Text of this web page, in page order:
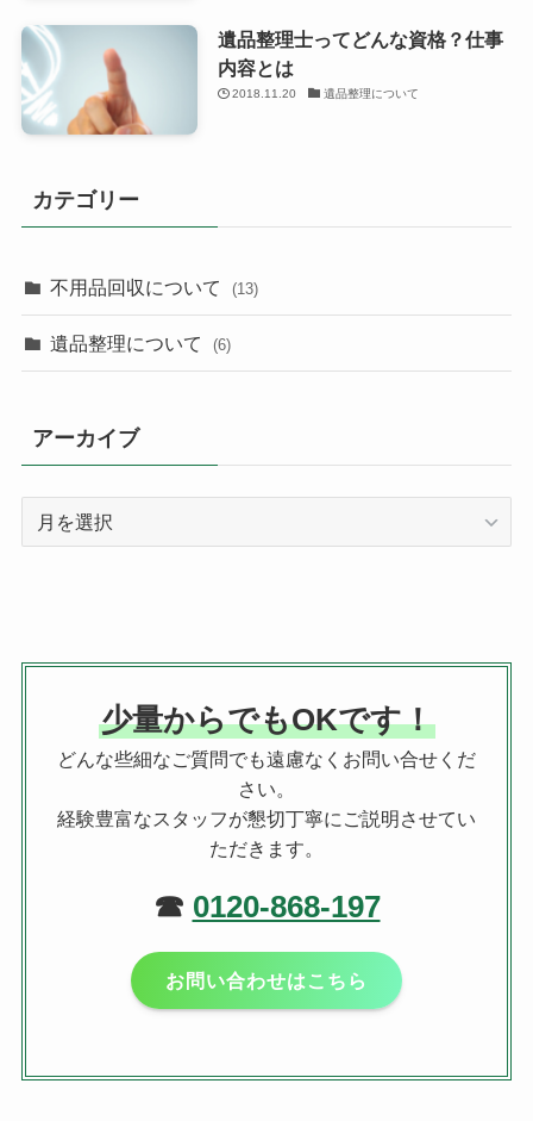
遺品整理士ってどんな資格？仕事
内容とは
2018.11.20 遺品整理について
カテゴリー
不用品回収について (13)
遺品整理について (6)
アーカイブ
少量からでもOKです！
どんな些細なご質問でも遠慮なくお問い合せくだ
さい。
経験豊富なスタッフが懇切丁寧にご説明させてい
ただきます。
☎ 0120-868-197
お問い合わせはこちら